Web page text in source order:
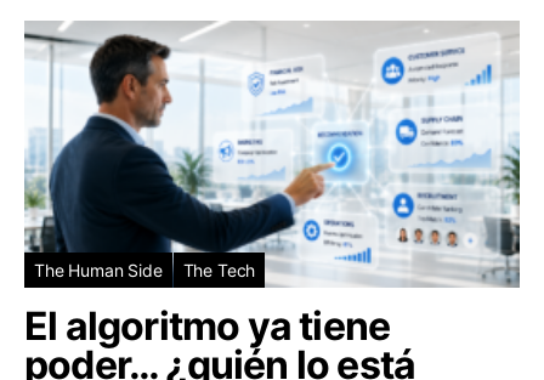
The Human Side The Tech
El algoritmo ya tiene
poder… ¿quién lo está